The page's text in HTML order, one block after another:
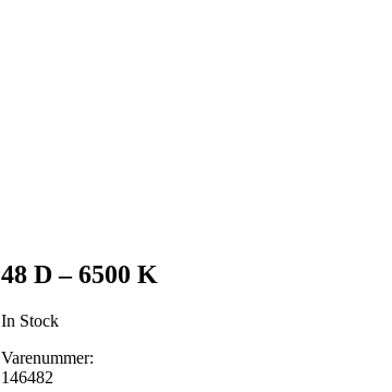
48 D – 6500 K
In Stock
Varenummer:
146482